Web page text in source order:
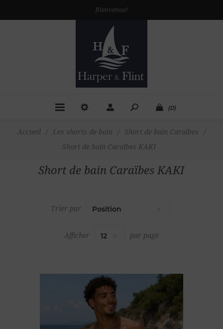
Bienvenue!
(0)
Accueil / Les shorts de bain / Short de bain Caraïbes
/
Short de bain Caraïbes KAKI
Short de bain Caraïbes KAKI
Trier par
Afficher par page